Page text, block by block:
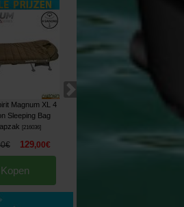
Magnum XL 4
Sleeping Bag
[216036]
€ 129,00€
Kopen
13